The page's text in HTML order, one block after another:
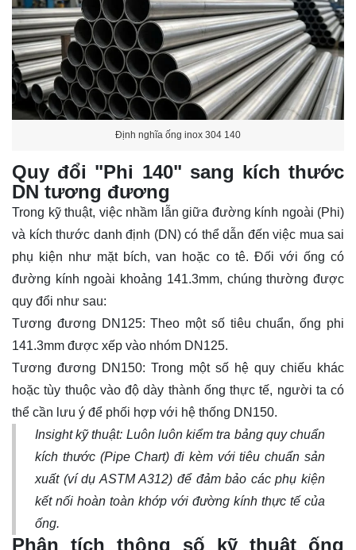
Định nghĩa ống inox 304 140
Quy đổi "Phi 140" sang kích thước
DN tương đương
Trong kỹ thuật, việc nhầm lẫn giữa đường kính ngoài (Phi)
và kích thước danh định (DN) có thể dẫn đến việc mua sai
phụ kiện như mặt bích, van hoặc co tê. Đối với ống có
đường kính ngoài khoảng 141.3mm, chúng thường được
quy đổi như sau:
Tương đương DN125: Theo một số tiêu chuẩn, ống phi
141.3mm được xếp vào nhóm DN125.
Tương đương DN150: Trong một số hệ quy chiếu khác
hoặc tùy thuộc vào độ dày thành ống thực tế, người ta có
thể cần lưu ý để phối hợp với hệ thống DN150.
Insight kỹ thuật: Luôn luôn kiểm tra bảng quy chuẩn
kích thước (Pipe Chart) đi kèm với tiêu chuẩn sản
xuất (ví dụ ASTM A312) để đảm bảo các phụ kiện
kết nối hoàn toàn khớp với đường kính thực tế của
ống.
Phân tích thông số kỹ thuật ống